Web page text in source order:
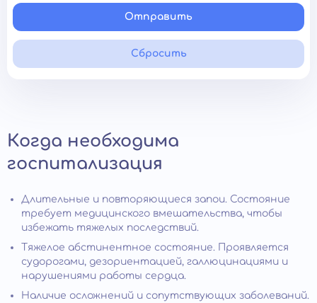
Отправить
Сбросить
Когда необходима
госпитализация
Длительные и повторяющиеся запои. Состояние
требует медицинского вмешательства, чтобы
избежать тяжелых последствий.
Тяжелое абстинентное состояние. Проявляется
судорогами, дезориентацией, галлюцинациями и
нарушениями работы сердца.
Наличие осложнений и сопутствующих заболеваний.